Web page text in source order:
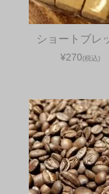
ショートブレ
¥270(税込)